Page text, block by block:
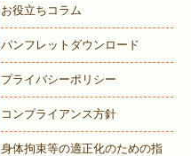
お役立ちコラム
パンフレットダウンロード
プライバシーポリシー
コンプライアンス方針
身体拘束等の適正化のための指